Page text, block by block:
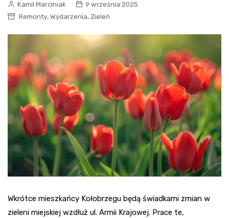
Kamil Marciniak
9 września 2025
Remonty, Wydarzenia, Zieleń
Wkrótce mieszkańcy Kołobrzegu będą świadkami zmian w
zieleni miejskiej wzdłuż ul. Armii Krajowej. Prace te,